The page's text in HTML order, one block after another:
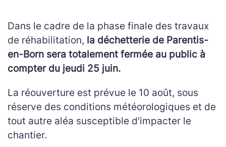
Dans le cadre de la phase finale des travaux
de réhabilitation, la déchetterie de Parentis-
en-Born sera totalement fermée au public à
compter du jeudi 25 juin.
La réouverture est prévue le 10 août, sous
réserve des conditions météorologiques et de
tout autre aléa susceptible d'impacter le
chantier.